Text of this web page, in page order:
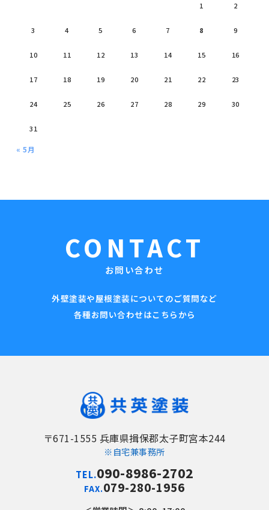
1
2
3 4 5 6 7 8 9
10 11 12 13 14 15 16
17 18 19 20 21 22 23
24 25 26 27 28 29 30
31
« 5月
CONTACT
お問い合わせ
外壁塗装や屋根塗装についてのご質問など
各種お問い合わせはこちらから
〒671-1555 兵庫県揖保郡太子町宮本244
※自宅兼事務所
TEL.090-8986-2702
FAX.079-280-1956